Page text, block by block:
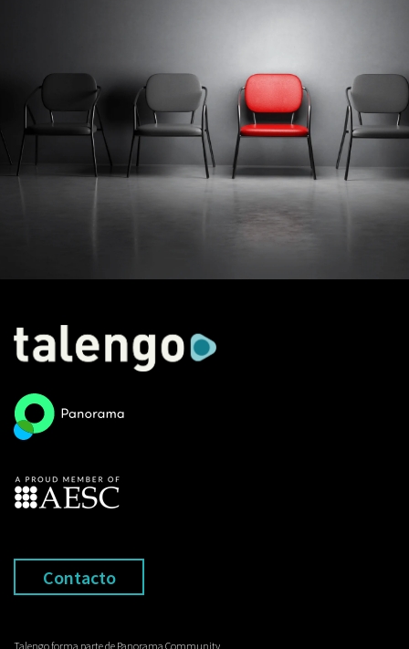
Contacto
Talengo forma parte de Panorama Community